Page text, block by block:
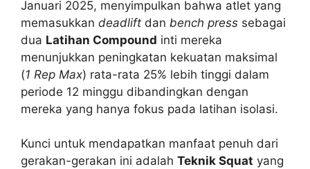
Januari 2025, menyimpulkan bahwa atlet yang
memasukkan deadlift dan bench press sebagai
dua Latihan Compound inti mereka
menunjukkan peningkatan kekuatan maksimal
(1 Rep Max) rata-rata 25% lebih tinggi dalam
periode 12 minggu dibandingkan dengan
mereka yang hanya fokus pada latihan isolasi.
Kunci untuk mendapatkan manfaat penuh dari
gerakan-gerakan ini adalah Teknik Squat yang